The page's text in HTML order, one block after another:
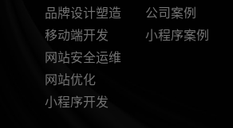
品牌设计塑造
移动端开发
网站安全运维
网站优化
小程序开发
公司案例
小程序案例